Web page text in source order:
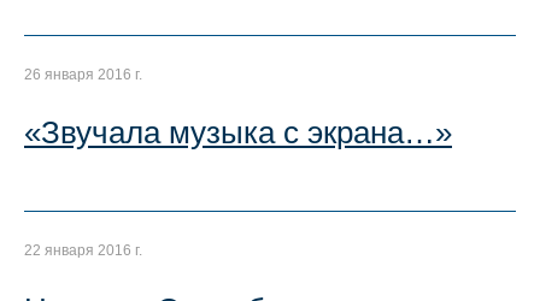
26 января 2016 г.
«Звучала музыка с экрана…»
22 января 2016 г.